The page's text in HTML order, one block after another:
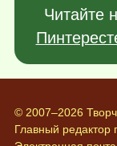
Читайте
© 2007–2026
Главный редактор